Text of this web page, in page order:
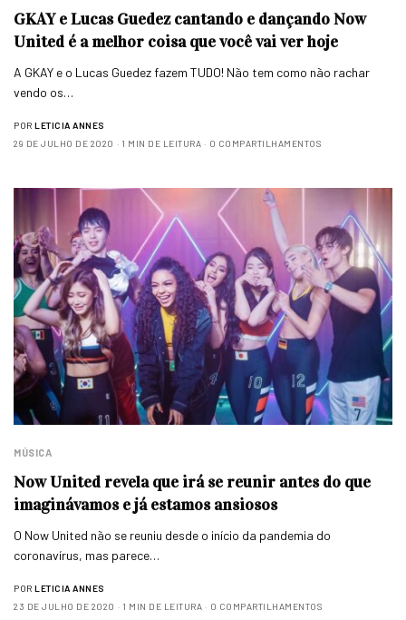
GKAY e Lucas Guedez cantando e dançando Now
United é a melhor coisa que você vai ver hoje
A GKAY e o Lucas Guedez fazem TUDO! Não tem como não rachar
vendo os…
POR LETICIA ANNES
29 DE JULHO DE 2020
1 MIN DE LEITURA 0 COMPARTILHAMENTOS
MÚSICA
Now United revela que irá se reunir antes do que
imaginávamos e já estamos ansiosos
O Now United não se reuniu desde o início da pandemia do
coronavírus, mas parece…
POR LETICIA ANNES
23 DE JULHO DE 2020
1 MIN DE LEITURA 0 COMPARTILHAMENTOS